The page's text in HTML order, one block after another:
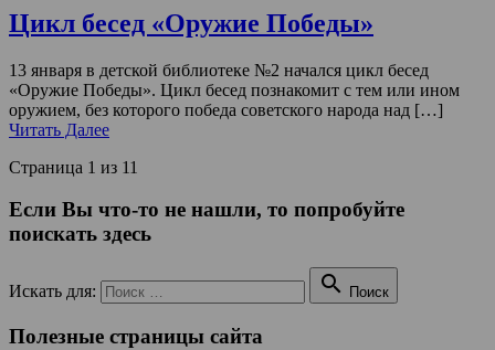
Цикл бесед «Оружие Победы»
13 января в детской библиотеке №2 начался цикл бесед
«Оружие Победы». Цикл бесед познакомит с тем или ином
оружием, без которого победа советского народа над […]
Читать Далее
Страница 1 из 11
Если Вы что-то не нашли, то попробуйте
поискать здесь
Искать для:  Поиск
Полезные страницы сайта